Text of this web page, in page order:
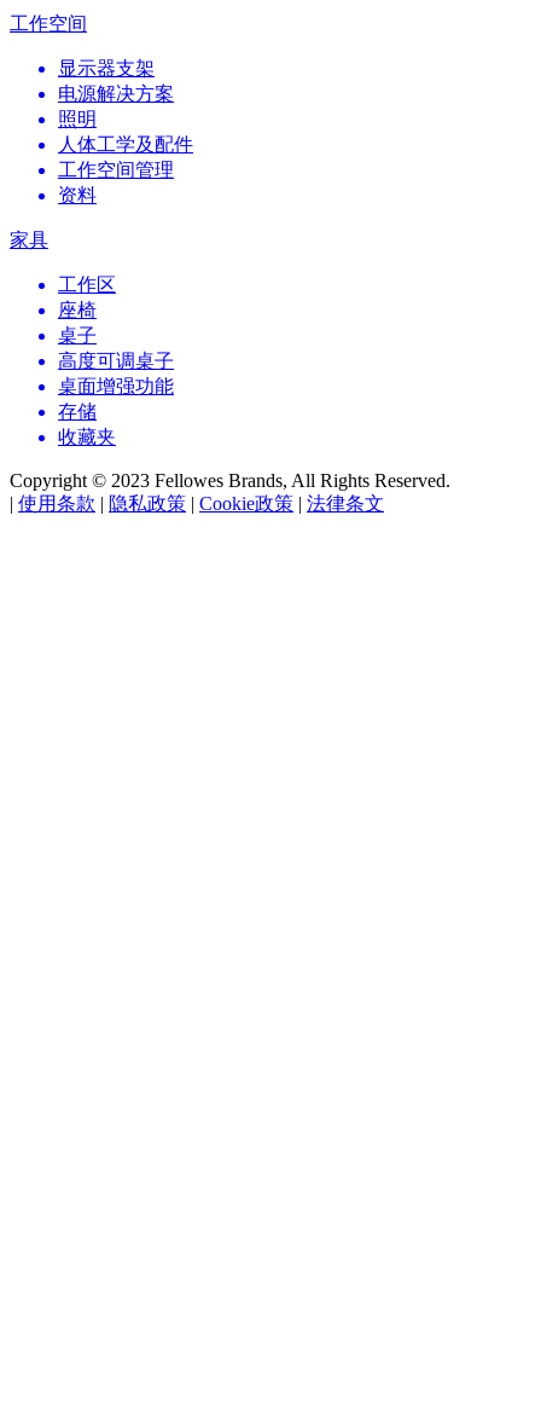
工作空间
显示器支架
电源解决方案
照明
人体工学及配件
工作空间管理
资料
家具
工作区
座椅
桌子
高度可调桌子
桌面增强功能
存储
收藏夹
Copyright © 2023 Fellowes Brands, All Rights Reserved.
| 使用条款 | 隐私政策 | Cookie政策 | 法律条文